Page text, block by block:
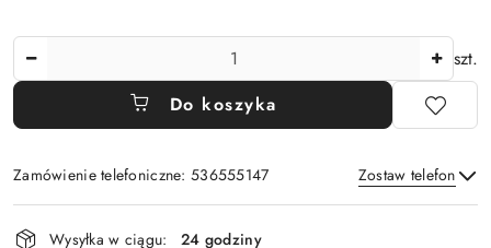
szt.
Do koszyka
Zamówienie telefoniczne: 536555147 Zostaw telefon
Dostępność
Wysyłka w ciągu:
24 godziny